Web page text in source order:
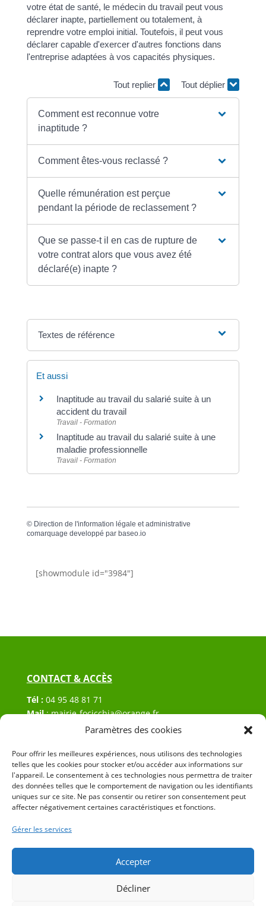
Paramètres des cookies
Pour offrir les meilleures expériences, nous utilisons des technologies
telles que les cookies pour stocker et/ou accéder aux informations sur
l'appareil. Le consentement à ces technologies nous permettra de traiter
des données telles que le comportement de navigation ou les identifiants
uniques sur ce site. Ne pas consentir ou retirer son consentement peut
affecter négativement certaines caractéristiques et fonctions.
Gérer les services
Accepter
Décliner
votre état de santé, le médecin du travail peut vous
déclarer inapte, partiellement ou totalement, à
reprendre votre emploi initial. Toutefois, il peut vous
déclarer capable d'exercer d'autres fonctions dans
l'entreprise adaptées à vos capacités physiques.
Tout replier Tout déplier
Comment est reconnue votre
inaptitude ?
Comment êtes-vous reclassé ?
Quelle rémunération est perçue
pendant la période de reclassement ?
Que se passe-t il en cas de rupture de
votre contrat alors que vous avez été
déclaré(e) inapte ?
Textes de référence
Et aussi
Inaptitude au travail du salarié suite à un
accident du travail
Travail - Formation
Inaptitude au travail du salarié suite à une
maladie professionnelle
Travail - Formation
© Direction de l'information légale et administrative
comarquage developpé par baseo.io
[showmodule id="3984"]
CONTACT & ACCÈS
Tél : 04 95 48 81 71
Mail:mairie-focicchia@orange.fr
Hôtel de ville de Focicchia
20212 Focicchia